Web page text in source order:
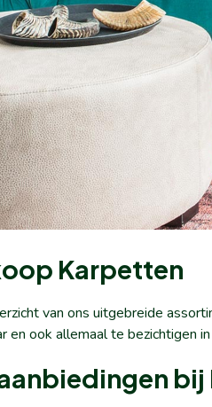
Karpetten
van ons uitgebreide
en ook allemaal te bezichtigen